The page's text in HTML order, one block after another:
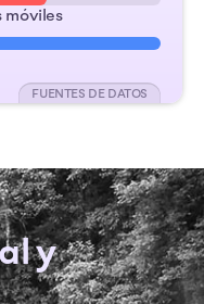
móviles
FUENTES DE DATOS
y